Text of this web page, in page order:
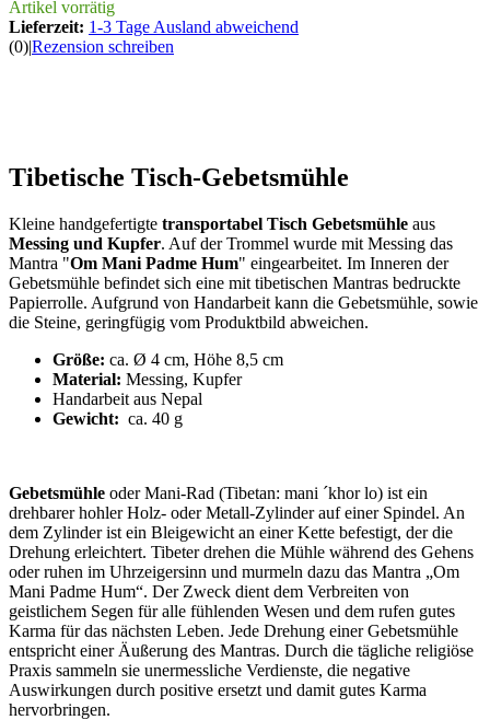
Artikel vorrätig
Lieferzeit: 1-3 Tage Ausland abweichend
(0)|Rezension schreiben
Tibetische Tisch-Gebetsmühle
Kleine handgefertigte transportabel Tisch Gebetsmühle aus
Messing und Kupfer. Auf der Trommel wurde mit Messing das
Mantra "Om Mani Padme Hum" eingearbeitet. Im Inneren der
Gebetsmühle befindet sich eine mit tibetischen Mantras bedruckte
Papierrolle. Aufgrund von Handarbeit kann die Gebetsmühle, sowie
die Steine, geringfügig vom Produktbild abweichen.
Größe: ca. Ø 4 cm, Höhe 8,5 cm
Material: Messing, Kupfer
Handarbeit aus Nepal
Gewicht: ca. 40 g
Gebetsmühle oder Mani-Rad (Tibetan: mani ´khor lo) ist ein
drehbarer hohler Holz- oder Metall-Zylinder auf einer Spindel. An
dem Zylinder ist ein Bleigewicht an einer Kette befestigt, der die
Drehung erleichtert. Tibeter drehen die Mühle während des Gehens
oder ruhen im Uhrzeigersinn und murmeln dazu das Mantra „Om
Mani Padme Hum“. Der Zweck dient dem Verbreiten von
geistlichem Segen für alle fühlenden Wesen und dem rufen gutes
Karma für das nächsten Leben. Jede Drehung einer Gebetsmühle
entspricht einer Äußerung des Mantras. Durch die tägliche religiöse
Praxis sammeln sie unermessliche Verdienste, die negative
Auswirkungen durch positive ersetzt und damit gutes Karma
hervorbringen.